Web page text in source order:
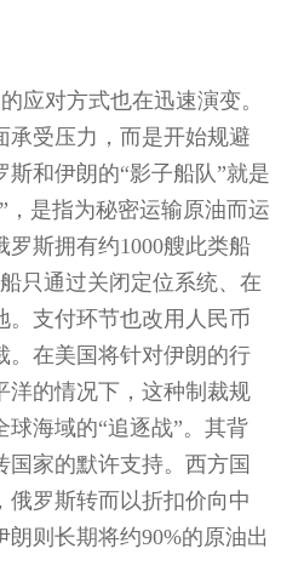
应对方式也在迅速演变。
承受压力，而是开始规避
和伊朗的“影子船队”就是
，是指为秘密运输原油而运
罗斯拥有约1000艘此类船
只通过关闭定位系统、在
。支付环节也改用人民币
。在美国将针对伊朗的行
洋的情况下，这种制裁规
海域的“追逐战”。其背
国家的默许支持。西方国
俄罗斯转而以折扣价向中
朗则长期将约90%的原油出